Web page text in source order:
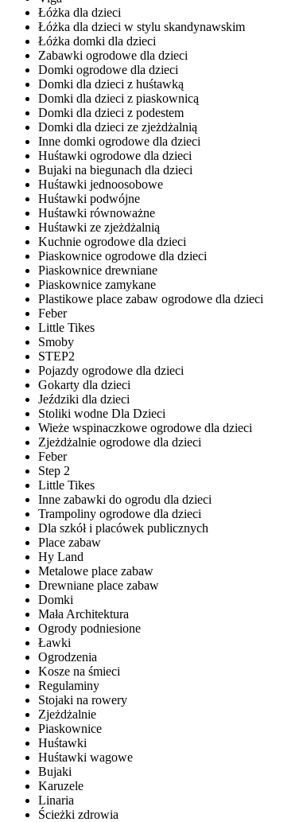
Łóżka dla dzieci
Łóżka dla dzieci w stylu skandynawskim
Łóżka domki dla dzieci
Zabawki ogrodowe dla dzieci
Domki ogrodowe dla dzieci
Domki dla dzieci z huśtawką
Domki dla dzieci z piaskownicą
Domki dla dzieci z podestem
Domki dla dzieci ze zjeżdżalnią
Inne domki ogrodowe dla dzieci
Huśtawki ogrodowe dla dzieci
Bujaki na biegunach dla dzieci
Huśtawki jednoosobowe
Huśtawki podwójne
Huśtawki równoważne
Huśtawki ze zjeżdżalnią
Kuchnie ogrodowe dla dzieci
Piaskownice ogrodowe dla dzieci
Piaskownice drewniane
Piaskownice zamykane
Plastikowe place zabaw ogrodowe dla dzieci
Feber
Little Tikes
Smoby
STEP2
Pojazdy ogrodowe dla dzieci
Gokarty dla dzieci
Jeździki dla dzieci
Stoliki wodne Dla Dzieci
Wieże wspinaczkowe ogrodowe dla dzieci
Zjeżdżalnie ogrodowe dla dzieci
Feber
Step 2
Little Tikes
Inne zabawki do ogrodu dla dzieci
Trampoliny ogrodowe dla dzieci
Dla szkół i placówek publicznych
Place zabaw
Hy Land
Metalowe place zabaw
Drewniane place zabaw
Domki
Mała Architektura
Ogrody podniesione
Ławki
Ogrodzenia
Kosze na śmieci
Regulaminy
Stojaki na rowery
Zjeżdżalnie
Piaskownice
Huśtawki
Huśtawki wagowe
Bujaki
Karuzele
Linaria
Ścieżki zdrowia